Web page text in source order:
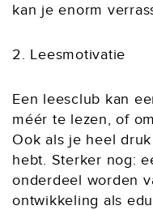
kan je enorm
2. Leesmotivatie
Een leesclub kan
méér te lezen, of
Ook als je heel
hebt. Sterker nog:
onderdeel worden
ontwikkeling als